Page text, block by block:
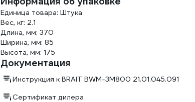
Единица товара: Штука
Вес, кг: 2.1
Длина, мм: 370
Ширина, мм: 85
Высота, мм: 175
Документация
Инструкция к BRAIT BWM-3M800 21.01.045.091
Сертификат дилера